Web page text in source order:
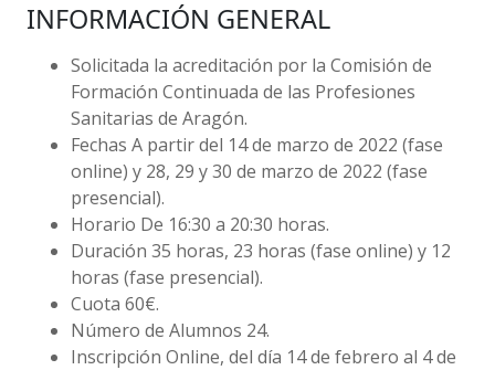
INFORMACIÓN GENERAL
Solicitada la acreditación por la Comisión de
Formación Continuada de las Profesiones
Sanitarias de Aragón.
Fechas A partir del 14 de marzo de 2022 (fase
online) y 28, 29 y 30 de marzo de 2022 (fase
presencial).
Horario De 16:30 a 20:30 horas.
Duración 35 horas, 23 horas (fase online) y 12
horas (fase presencial).
Cuota 60€.
Número de Alumnos 24.
Inscripción Online, del día 14 de febrero al 4 de